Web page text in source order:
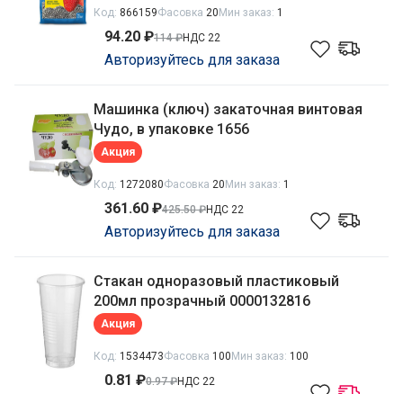
Код: 866159Фасовка 20 Мин заказ: 1
114 ₽
94.20 ₽ НДС 22
Авторизуйтесь для заказа
Машинка (ключ) закаточная винтовая
Чудо, в упаковке 1656
Акция
Код: 1272080Фасовка 20 Мин заказ: 1
425.50 ₽
361.60 ₽ НДС 22
Авторизуйтесь для заказа
Стакан одноразовый пластиковый
200мл прозрачный 0000132816
Акция
Код: 1534473Фасовка 100 Мин заказ: 100
0.97 ₽
0.81 ₽ НДС 22